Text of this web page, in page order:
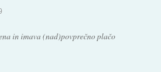
in imava (nad)povprečno plačo